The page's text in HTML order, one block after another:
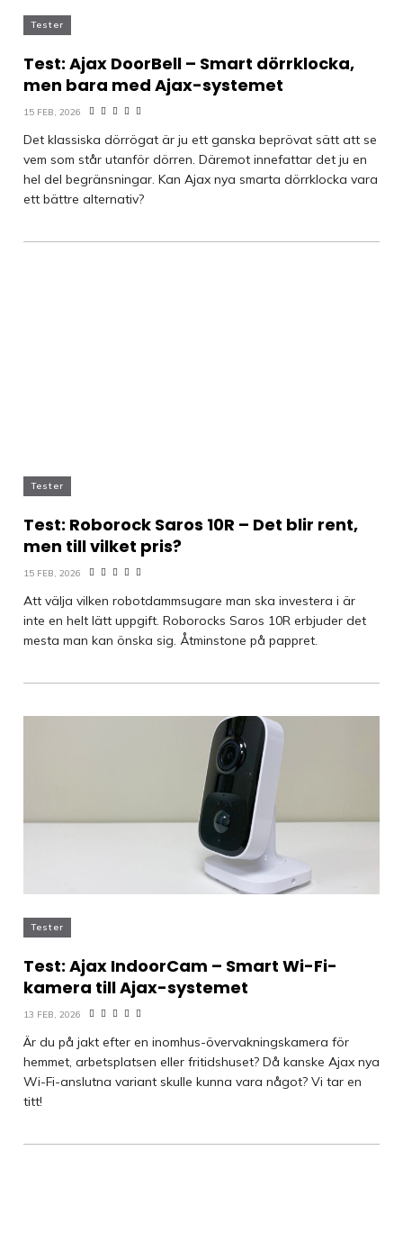
Tester
Test: Ajax DoorBell – Smart dörrklocka,
men bara med Ajax-systemet
15 FEB, 2026
Det klassiska dörrögat är ju ett ganska beprövat sätt att se
vem som står utanför dörren. Däremot innefattar det ju en
hel del begränsningar. Kan Ajax nya smarta dörrklocka vara
ett bättre alternativ?
Tester
Test: Roborock Saros 10R – Det blir rent,
men till vilket pris?
15 FEB, 2026
Att välja vilken robotdammsugare man ska investera i är
inte en helt lätt uppgift. Roborocks Saros 10R erbjuder det
mesta man kan önska sig. Åtminstone på pappret.
Tester
Test: Ajax IndoorCam – Smart Wi-Fi-
kamera till Ajax-systemet
13 FEB, 2026
Är du på jakt efter en inomhus-övervakningskamera för
hemmet, arbetsplatsen eller fritidshuset? Då kanske Ajax nya
Wi-Fi-anslutna variant skulle kunna vara något? Vi tar en
titt!